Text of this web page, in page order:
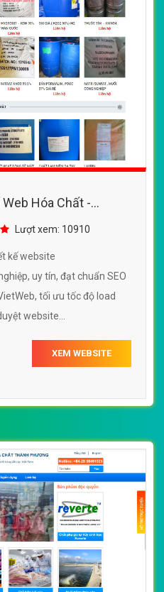
Hóa Chất -
Lượt xem: 10910
kế website
uy tín, đạt chuẩn SEO
tối ưu tốc độ load
website
XEM WEBSITE